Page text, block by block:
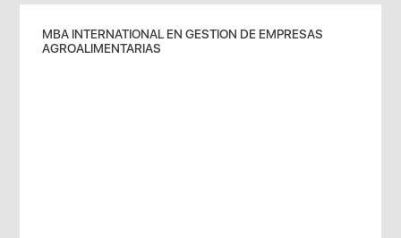
MBA INTERNATIONAL EN GESTION DE EMPRESAS
AGROALIMENTARIAS